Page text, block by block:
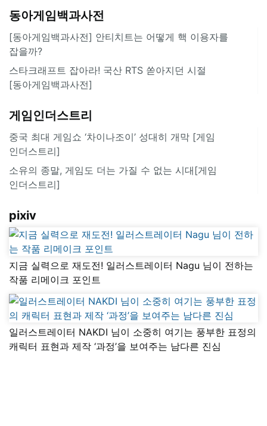
동아게임백과사전
[동아게임백과사전] 안티치트는 어떻게 핵 이용자를
잡을까?
스타크래프트 잡아라! 국산 RTS 쏟아지던 시절
[동아게임백과사전]
게임인더스트리
중국 최대 게임쇼 ‘차이나조이’ 성대히 개막 [게임
인더스트리]
소유의 종말, 게임도 더는 가질 수 없는 시대[게임
인더스트리]
pixiv
지금 실력으로 재도전! 일러스트레이터 Nagu 님이 전하는
작품 리메이크 포인트
일러스트레이터 NAKDI 님이 소중히 여기는 풍부한 표정의
캐릭터 표현과 제작 ‘과정’을 보여주는 남다른 진심